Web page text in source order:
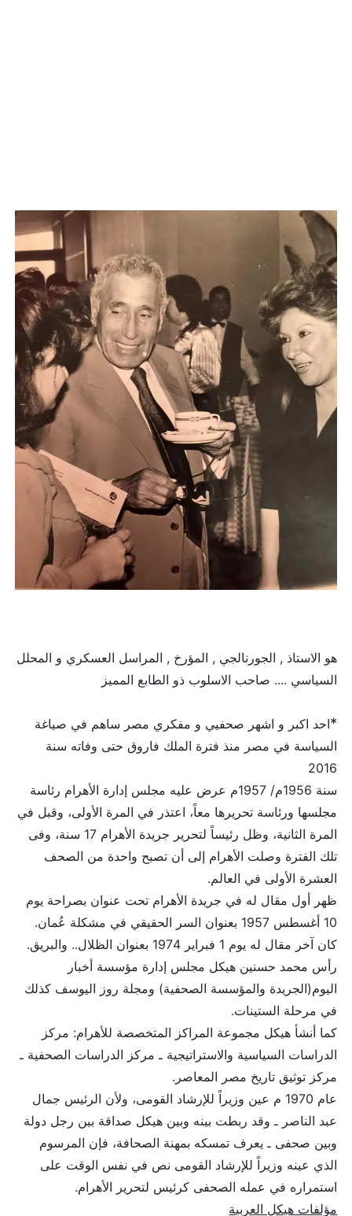
هو الاستاذ , الجورنالجي , المؤرخ , المراسل العسكري و المحلل
السياسي .... صاحب الاسلوب ذو الطابع المميز
*احد اكبر و اشهر صحفيي و مفكري مصر ساهم في صياغة
السياسة في مصر منذ فترة الملك فاروق حتى وفاته سنة
2016
سنة 1956م/ 1957م عرض عليه مجلس إدارة الأهرام رئاسة
مجلسها ورئاسة تحريرها معاً، اعتذر في المرة الأولى، وقبل في
المرة الثانية، وظل رئيساً لتحرير جريدة الأهرام 17 سنة، وفى
تلك الفترة وصلت الأهرام إلى أن تصبح واحدة من الصحف
العشرة الأولى في العالم.
ظهر أول مقال له في جريدة الأهرام تحت عنوان بصراحة يوم
10 أغسطس 1957 بعنوان السر الحقيقي في مشكلة عُمان.
كان آخر مقال له يوم 1 فبراير 1974 بعنوان الظلال.. والبريق.
رأس محمد حسنين هيكل مجلس إدارة مؤسسة أخبار
اليوم(الجريدة والمؤسسة الصحفية) ومجلة روز اليوسف كذلك
في مرحلة الستينات.
كما أنشأ هيكل مجموعة المراكز المتخصصة للأهرام: مركز
الدراسات السياسية والاستراتيجية ـ مركز الدراسات الصحفية ـ
مركز توثيق تاريخ مصر المعاصر.
عام 1970 م عين وزيراً للإرشاد القومى، ولأن الرئيس جمال
عبد الناصر ـ وقد ربطت بينه وبين هيكل صداقة بين رجل دولة
وبين صحفى ـ يعرف تمسكه بمهنة الصحافة، فإن المرسوم
الذي عينه وزيراً للإرشاد القومى نص في نفس الوقت على
استمراره في عمله الصحفى كرئيس لتحرير الأهرام.
مؤلفات هيكل العربية